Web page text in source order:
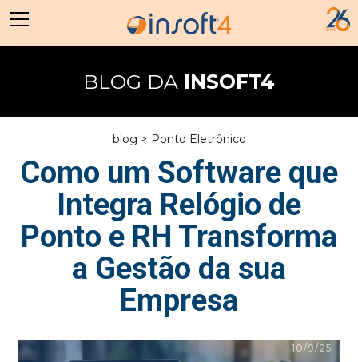
BLOG DAINSOFT4
blog > Ponto Eletrônico
Como um Software que
Integra Relógio de
Ponto e RH Transforma
a Gestão da sua
Empresa
10/9/25